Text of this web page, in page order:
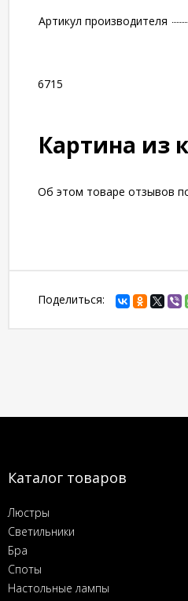
Артикул производителя
6715
Картина из
Об этом товаре отзывов
Поделиться:
Каталог товаров
Люстры
Светильники
Бра
Споты
Настольные лампы